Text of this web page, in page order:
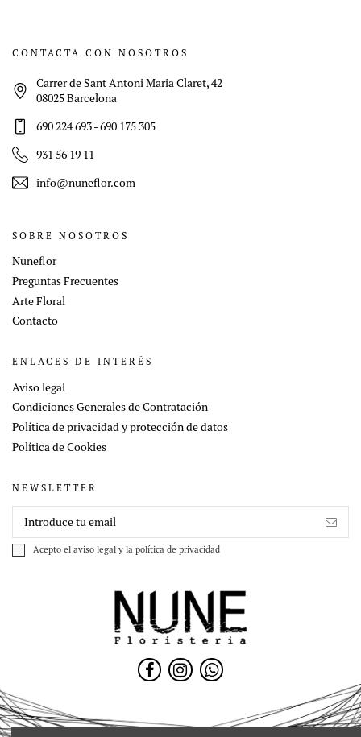
CONTACTA CON NOSOTROS
Carrer de Sant Antoni Maria Claret, 42
08025 Barcelona
690 224 693-690 175 305
931 56 19 11
info@nuneflor.com
SOBRE NOSOTROS
Nuneflor
Preguntas Frecuentes
Arte Floral
Contacto
ENLACES DE INTERÉS
Aviso legal
Condiciones Generales de Contratación
Política de privacidad y protección de datos
Política de Cookies
NEWSLETTER
Acepto el aviso legal y la política de privacidad